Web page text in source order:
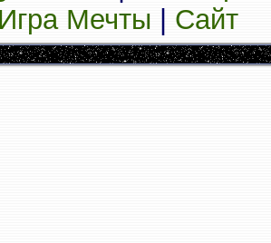
Игра Мечты Сайт